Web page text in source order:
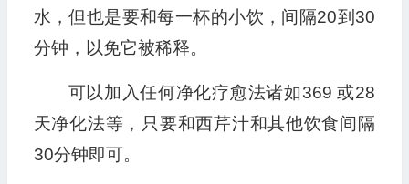
水，但也是要和每一杯的小饮，间隔20到30
分钟，以免它被稀释。
可以加入任何净化疗愈法诸如369 或28
天净化法等，只要和西芹汁和其他饮食间隔
30分钟即可。